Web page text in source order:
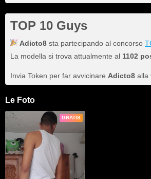
TOP 10 Guys
Adicto8 sta partecipando al concorso
La modella si trova attualmente al 1102
Invia Token per far avvicinare Adicto8 alla
Le Foto
GRATIS